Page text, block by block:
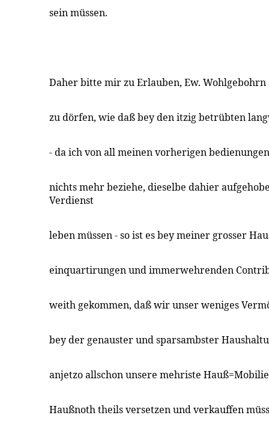
sein müssen.
Daher bitte mir zu Erlauben, Ew.
zu dörfen, wie daß bey den itzig betrübten
- da ich von all meinen vorherigen
nichts mehr beziehe, dieselbe dahier
Verdienst
leben müssen - so ist es bey meiner grosser
einquartirungen und immerwehrenden
weith gekommen, daß wir unser weniges
bey der genauster und sparsambster
anjetzo allschon unsere mehriste
Haußnoth theils versetzen und verkauffen